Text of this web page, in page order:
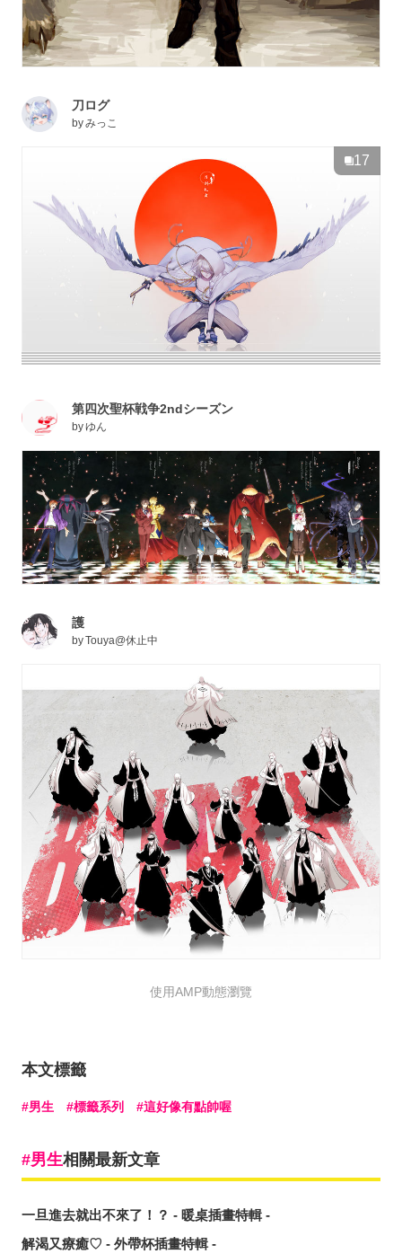
刀ログ
byみっこ
17
第四次聖杯戦争2ndシーズン
byゆん
護
byTouya@休止中
使用AMP動態瀏覽
本文標籤
男生 標籤系列 這好像有點帥喔
男生相關最新文章
一旦進去就出不來了！？ - 暖桌插畫特輯 -
解渴又療癒♡ - 外帶杯插畫特輯 -